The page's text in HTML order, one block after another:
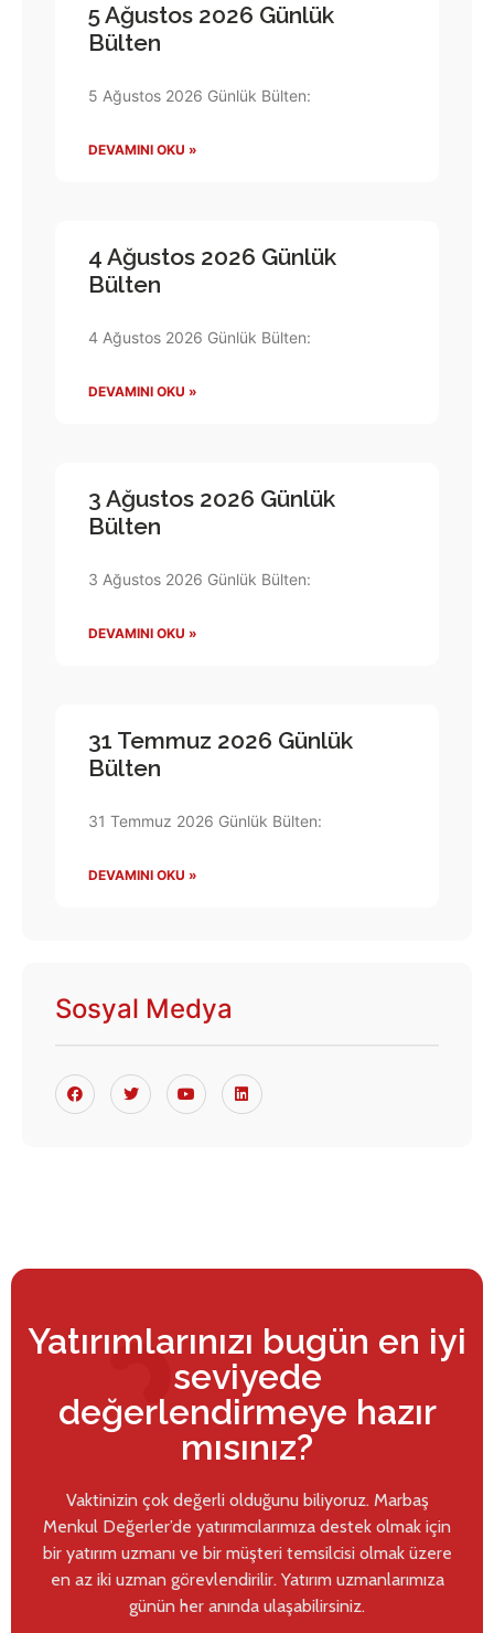
5 Ağustos 2026 Günlük
Bülten
5 Ağustos 2026 Günlük Bülten:
DEVAMINI OKU »
4 Ağustos 2026 Günlük
Bülten
4 Ağustos 2026 Günlük Bülten:
DEVAMINI OKU »
3 Ağustos 2026 Günlük
Bülten
3 Ağustos 2026 Günlük Bülten:
DEVAMINI OKU »
31 Temmuz 2026 Günlük
Bülten
31 Temmuz 2026 Günlük Bülten:
DEVAMINI OKU »
Sosyal Medya
Yatırımlarınızı bugün en iyi
seviyede
değerlendirmeye hazır
mısınız?
Vaktinizin çok değerli olduğunu biliyoruz. Marbaş
Menkul Değerler’de yatırımcılarımıza destek olmak için
bir yatırım uzmanı ve bir müşteri temsilcisi olmak üzere
en az iki uzman görevlendirilir. Yatırım uzmanlarımıza
günün her anında ulaşabilirsiniz.